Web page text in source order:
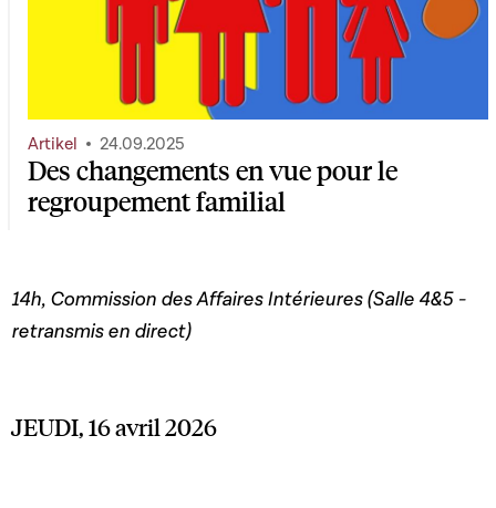
Des changements en vue pour le
regroupement familial
Artikel 24.09.2025
14h, Commission des Affaires Intérieures (Salle 4&5 -
retransmis en direct)
JEUDI, 16 avril 2026